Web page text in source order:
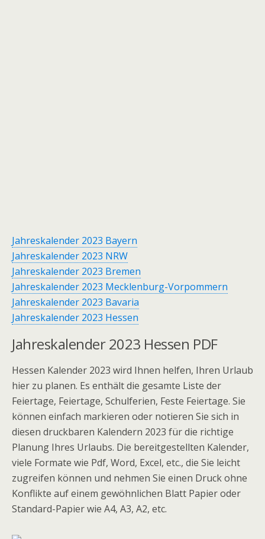
Jahreskalender 2023 Bayern
Jahreskalender 2023 NRW
Jahreskalender 2023 Bremen
Jahreskalender 2023 Mecklenburg-Vorpommern
Jahreskalender 2023 Bavaria
Jahreskalender 2023 Hessen
Jahreskalender2023 Hessen PDF
Hessen Kalender 2023 wird Ihnen helfen, Ihren Urlaub
hier zu planen. Es enthält die gesamte Liste der
Feiertage, Feiertage, Schulferien, Feste Feiertage. Sie
können einfach markieren oder notieren Sie sich in
diesen druckbaren Kalendern 2023 für die richtige
Planung Ihres Urlaubs. Die bereitgestellten Kalender,
viele Formate wie Pdf, Word, Excel, etc., die Sie leicht
zugreifen können und nehmen Sie einen Druck ohne
Konflikte auf einem gewöhnlichen Blatt Papier oder
Standard-Papier wie A4, A3, A2, etc.